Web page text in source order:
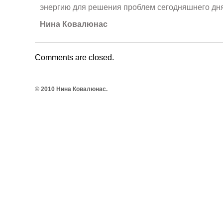
энергию для решения проблем сегодняшнего
Нина Ковалюнас
Comments are closed.
© 2010 Нина Ковалюнас.